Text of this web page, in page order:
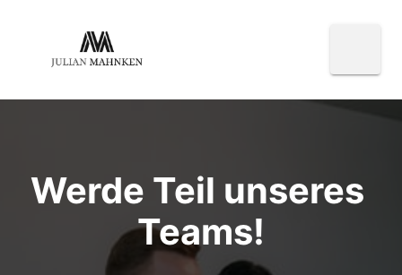
Werde Teil unseres
Teams!